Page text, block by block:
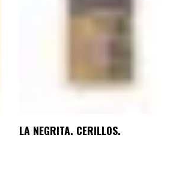
LA NEGRITA. CERILLOS.